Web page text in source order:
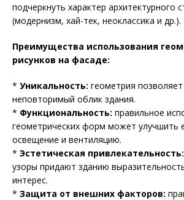
подчеркнуть характер архитектурного
(модернизм, хай-тек, неоклассика и др.).
Преимущества использования
рисунков на фасаде:
* Уникальность: геометрия
неповторимый облик здания.
* Функциональность: правильное
геометрических форм может улучшить
освещение и вентиляцию.
* Эстетическая привлекательность:
узоры придают зданию
интерес.
* Защита от внешних факторов: